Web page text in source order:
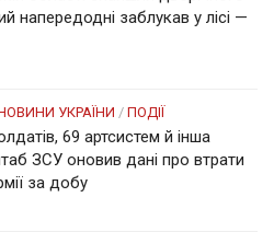
напередодні заблукав у лісі —
УКРАЇНИ / ПОДІЇ
69 артсистем й інша
ЗСУ оновив дані про втрати
за добу